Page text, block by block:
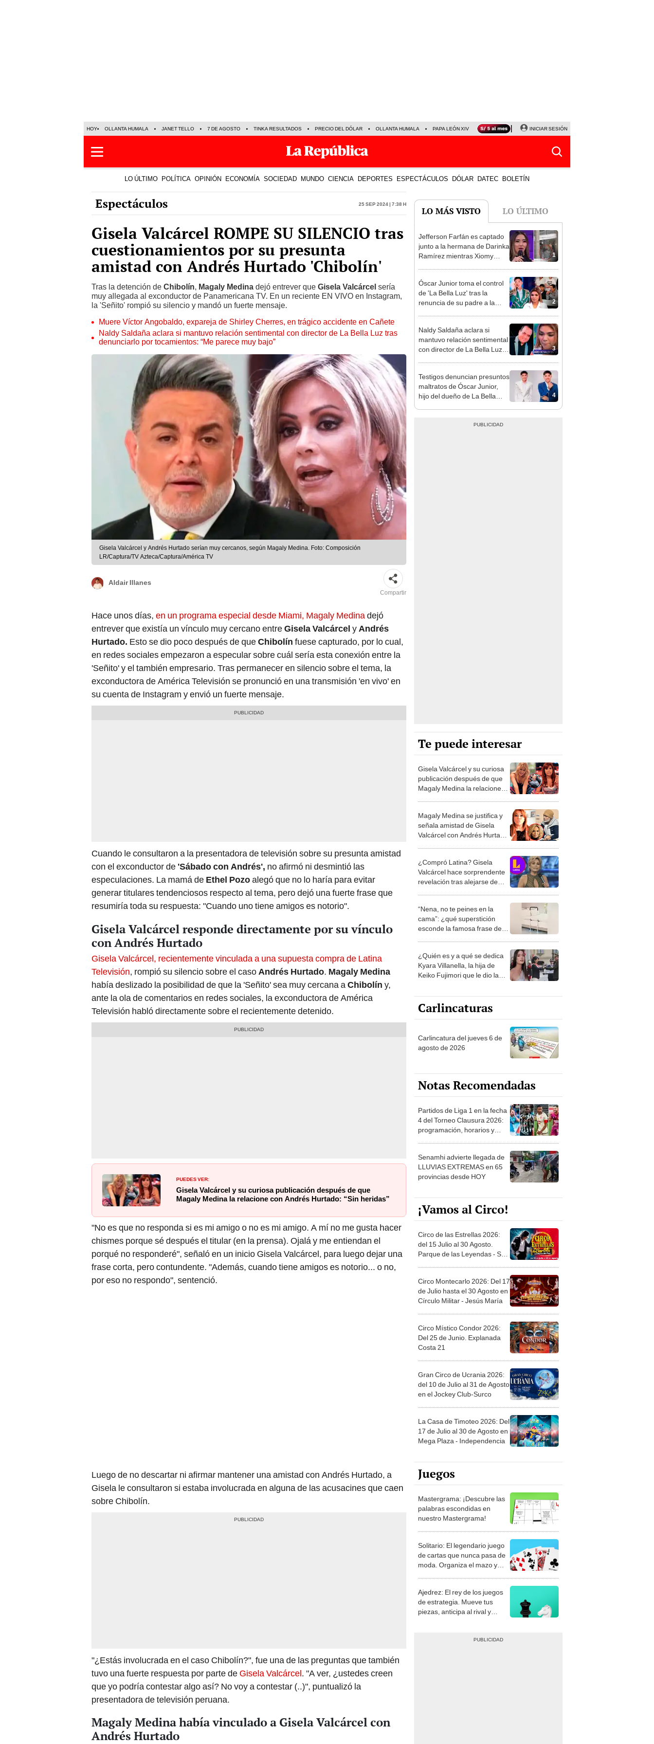
HOY OLLANTA HUMALA JANET TELLO 7 DE AGOSTO TINKA RESULTADOS PRECIO DEL DÓLAR OLLANTA HUMALA PAPA LEÓN XIV NALDY SALDAÑA LA BELLA LUZ
INICIAR SESIÓN
LO ÚLTIMO POLÍTICA OPINIÓN ECONOMÍA SOCIEDAD MUNDO CIENCIA DEPORTES ESPECTÁCULOS DÓLAR DATEC BOLETÍN
Espectáculos 25 Sep 2024 | 7:38 h
Gisela Valcárcel ROMPE SU SILENCIO tras
cuestionamientos por su presunta
amistad con Andrés Hurtado 'Chibolín'
Tras la detención de Chibolín, Magaly Medina dejó entrever que Gisela Valcárcel sería
muy allegada al exconductor de Panamericana TV. En un reciente EN VIVO en Instagram,
la 'Señito' rompió su silencio y mandó un fuerte mensaje.
Muere Víctor Angobaldo, expareja de Shirley Cherres, en trágico accidente en Cañete
Naldy Saldaña aclara si mantuvo relación sentimental con director de La Bella Luz tras
denunciarlo por tocamientos: “Me parece muy bajo”
Gisela Valcárcel y Andrés Hurtado serían muy cercanos, según Magaly Medina. Foto: Composición
LR/Captura/TV Azteca/Captura/América TV
Aldair Illanes
Compartir
Hace unos días, en un programa especial desde Miami, Magaly Medinadejó
entrever que existía un vínculo muy cercano entreGisela Valcárcel yAndrés
Hurtado. Esto se dio poco después de queChibolín fuese capturado, por lo cual,
en redes sociales empezaron a especular sobre cuál sería esta conexión entre la
'Señito' y el también empresario. Tras permanecer en silencio sobre el tema, la
exconductora de América Televisión se pronunció en una transmisión 'en vivo' en
su cuenta de Instagram y envió un fuerte mensaje.
Cuando le consultaron a la presentadora de televisión sobre su presunta amistad
con el exconductor de 'Sábado con Andrés', no afirmó ni desmintió las
especulaciones. La mamá de Ethel Pozoalegó que no lo haría para evitar
generar titulares tendenciosos respecto al tema, pero dejó una fuerte frase que
resumiría toda su respuesta: "Cuando uno tiene amigos es notorio".
Gisela Valcárcel responde directamente por su vínculo
con Andrés Hurtado
Gisela Valcárcel, recientemente vinculada a una supuesta compra de Latina
Televisión, rompió su silencio sobre el casoAndrés Hurtado. Magaly Medina
había deslizado la posibilidad de que la 'Señito' sea muy cercana aChibolín y,
ante la ola de comentarios en redes sociales, la exconductora de América
Televisión habló directamente sobre el recientemente detenido.
PUEDES VER:
Gisela Valcárcel y su curiosa publicación después de que
Magaly Medina la relacione con Andrés Hurtado: “Sin heridas”
"No es que no responda si es mi amigo o no es mi amigo. A mí no me gusta hacer
chismes porque sé después el titular (en la prensa). Ojalá y me entiendan el
porqué no responderé", señaló en un inicio Gisela Valcárcel, para luego dejar una
frase corta, pero contundente. "Además, cuando tiene amigos es notorio... o no,
por eso no respondo", sentenció.
Luego de no descartar ni afirmar mantener una amistad con Andrés Hurtado, a
Gisela le consultaron si estaba involucrada en alguna de las acusacines que caen
sobre Chibolín.
"¿Estás involucrada en el caso Chibolín?", fue una de las preguntas que también
tuvo una fuerte respuesta por parte de Gisela Valcárcel. "A ver, ¿ustedes creen
que yo podría contestar algo así? No voy a contestar (..)", puntualizó la
presentadora de televisión peruana.
Magaly Medina había vinculado a Gisela Valcárcel con
Andrés Hurtado
LO MÁS VISTO LO ÚLTIMO
1
Jefferson Farfán es captado
junto a la hermana de Darinka
Ramírez mientras Xiomy
2
Óscar Junior toma el control
de 'La Bella Luz' tras la
renuncia de su padre a la
3
Naldy Saldaña aclara si
mantuvo relación sentimental
con director de La Bella Luz
bajo”
4
Testigos denuncian presuntos
maltratos de Óscar Junior,
hijo del dueño de La Bella
Te puede interesar
Gisela Valcárcel y su curiosa
publicación después de que
Magaly Medina la relacione
Magaly Medina se justifica y
señala amistad de Gisela
Valcárcel con Andrés Hurtado:
¿Compró Latina? Gisela
Valcárcel hace sorprendente
revelación tras alejarse de
“Nena, no te peines en la
cama”: ¿qué superstición
esconde la famosa frase de
¿Quién es y a qué se dedica
Kyara Villanella, la hija de
Keiko Fujimori que le dio la
Carlincaturas
Carlincatura del jueves 6 de
agosto de 2026
Notas Recomendadas
Partidos de Liga 1 en la fecha
4 del Torneo Clausura 2026:
programación, horarios y
Senamhi advierte llegada de
LLUVIAS EXTREMAS en 65
provincias desde HOY
¡Vamos al Circo!
Circo de las Estrellas 2026:
del 15 Julio al 30 Agosto.
Parque de las Leyendas - San
Circo Montecarlo 2026: Del 17
de Julio hasta el 30 Agosto en
Círculo Militar - Jesús María
Circo Místico Condor 2026:
Del 25 de Junio. Explanada
Costa 21
Gran Circo de Ucrania 2026:
del 10 de Julio al 31 de Agosto
en el Jockey Club-Surco
La Casa de Timoteo 2026: Del
17 de Julio al 30 de Agosto en
Mega Plaza - Independencia
Juegos
Mastergrama: ¡Descubre las
palabras escondidas en
nuestro Mastergrama!
Solitario: El legendario juego
de cartas que nunca pasa de
moda. Organiza el mazo y
Ajedrez: El rey de los juegos
de estrategia. Mueve tus
piezas, anticipa al rival y